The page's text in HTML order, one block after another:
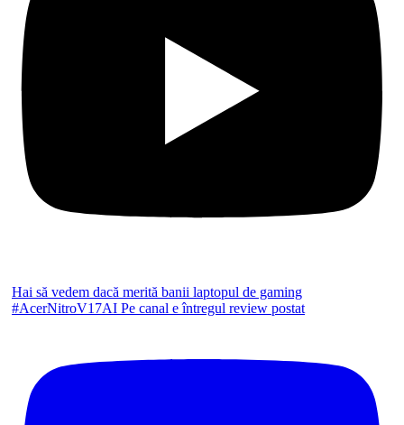
Hai să vedem dacă merită banii laptopul de gaming
#AcerNitroV17AI Pe canal e întregul review postat